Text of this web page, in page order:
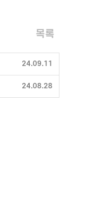
목록
24.09.11
24.08.28